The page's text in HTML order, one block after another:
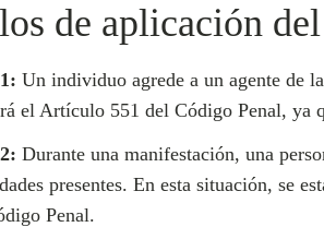
de aplicación
Un individuo agrede a un agente de
el Artículo 551 del Código Penal, ya
Durante una manifestación, una
presentes. En esta situación, se
Penal.